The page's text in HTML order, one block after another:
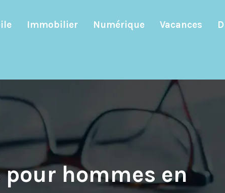
Immobilier Numérique Vacances
hommes en